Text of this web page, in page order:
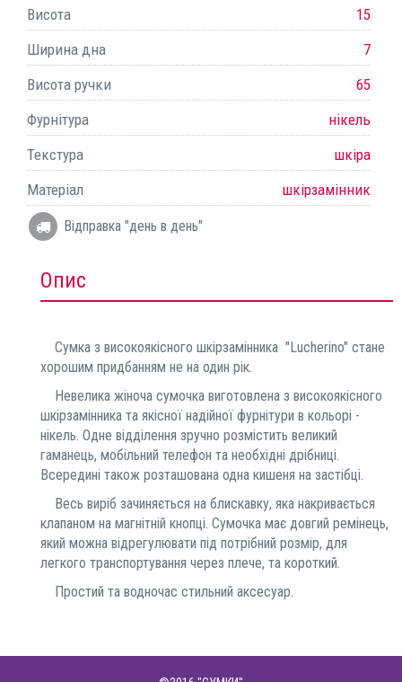
Висота
15
Ширина дна
7
Висота ручки
65
Фурнітура
нікель
Текстура
шкіра
Матеріал
шкірзамінник
Відправка "день в день"
Опис
Сумка з високоякісного шкірзамінника "Lucherino" стане
хорошим придбанням не на один рік.
Невелика жіноча сумочка виготовлена з високоякісного
шкірзамінника та якісної надійної фурнітури в кольорі -
нікель. Одне відділення зручно розмістить великий
гаманець, мобільний телефон та необхідні дрібниці.
Всередині також розташована одна кишеня на застібці.
Весь виріб зачиняється на блискавку, яка накривається
клапаном на магнітній кнопці. Сумочка має довгий ремінець,
який можна відрегулювати під потрібний розмір, для
легкого транспортування через плече, та короткий.
Простий та водночас стильний аксесуар.